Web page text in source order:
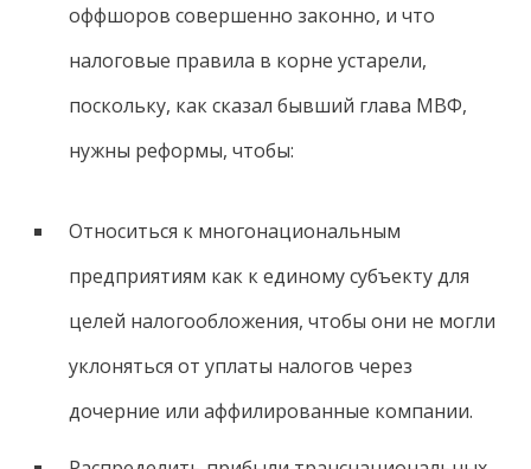
оффшоров совершенно законно, и что
налоговые правила в корне устарели,
поскольку, как сказал бывший глава МВФ,
нужны реформы, чтобы:
Относиться к многонациональным
предприятиям как к единому субъекту для
целей налогообложения, чтобы они не могли
уклоняться от уплаты налогов через
дочерние или аффилированные компании.